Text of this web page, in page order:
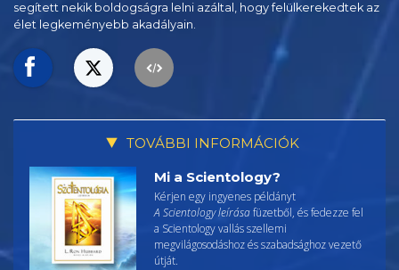
segített nekik boldogságra lelni azáltal, hogy felülkerekedtek az
élet legkeményebb akadályain.
TOVÁBBI INFORMÁCIÓK
Mi a Scientology?
Kérjen egy ingyenes példányt
A Scientology leírásafüzetből, és fedezze fel
a Scientology vallás szellemi
megvilágosodáshoz és szabadsághoz vezető
útját.